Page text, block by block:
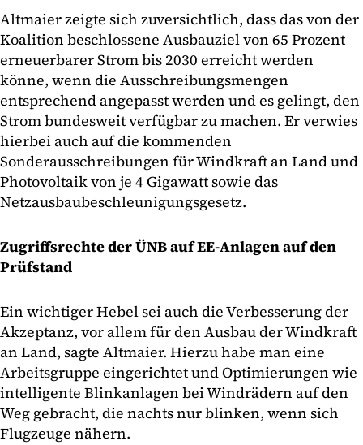
Altmaier zeigte sich zuversichtlich, dass das von der
Koalition beschlossene Ausbauziel von 65 Prozent
erneuerbarer Strom bis 2030 erreicht werden
könne, wenn die Ausschreibungsmengen
entsprechend angepasst werden und es gelingt, den
Strom bundesweit verfügbar zu machen. Er verwies
hierbei auch auf die kommenden
Sonderausschreibungen für Windkraft an Land und
Photovoltaik von je 4 Gigawatt sowie das
Netzausbaubeschleunigungsgesetz.
Zugriffsrechte der ÜNB auf EE-Anlagen auf den
Prüfstand
Ein wichtiger Hebel sei auch die Verbesserung der
Akzeptanz, vor allem für den Ausbau der Windkraft
an Land, sagte Altmaier. Hierzu habe man eine
Arbeitsgruppe eingerichtet und Optimierungen wie
intelligente Blinkanlagen bei Windrädern auf den
Weg gebracht, die nachts nur blinken, wenn sich
Flugzeuge nähern.